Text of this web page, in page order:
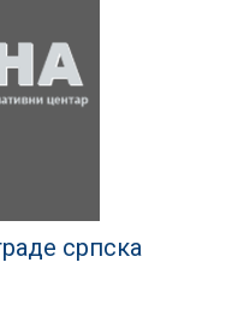
српска